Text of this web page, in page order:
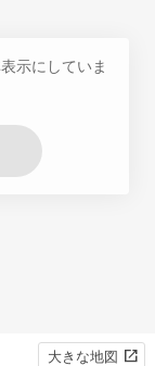
示にしていま
大きな地図